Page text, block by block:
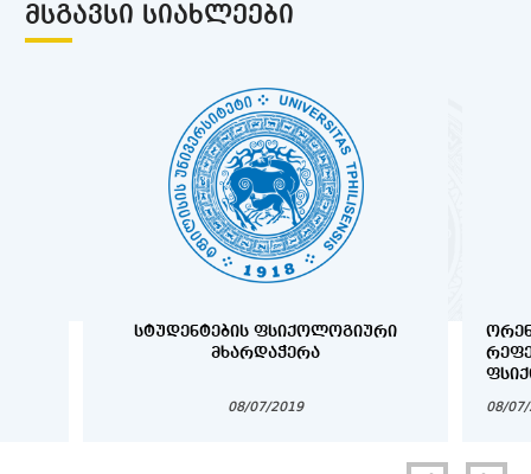
ᲛᲡᲒᲐᲕᲡᲘ ᲡᲘᲐᲮᲚᲔᲔᲑᲘ
ᲡᲢᲣᲓᲔᲜᲢᲔᲑᲘᲡ ᲤᲡᲘᲥᲝᲚᲝᲒᲘᲣᲠᲘ
ᲛᲮᲐᲠᲓᲐᲭᲔᲠᲐ
08/07/2019 08/